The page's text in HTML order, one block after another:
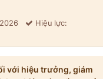
Hiệu lực:
với hiệu trưởng, giám